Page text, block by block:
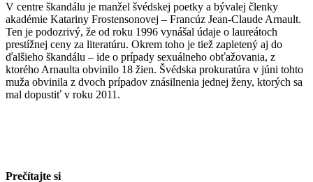
V centre škandálu je manžel švédskej poetky a bývalej členky
akadémie Katariny Frostensonovej – Francúz Jean-Claude Arnault.
Ten je podozrivý, že od roku 1996 vynášal údaje o laureátoch
prestížnej ceny za literatúru. Okrem toho je tiež zapletený aj do
ďalšieho škandálu – ide o prípady sexuálneho obťažovania, z
ktorého Arnaulta obvinilo 18 žien. Švédska prokuratúra v júni tohto
muža obvinila z dvoch prípadov znásilnenia jednej ženy, ktorých sa
mal dopustiť v roku 2011.
Prečítajte si